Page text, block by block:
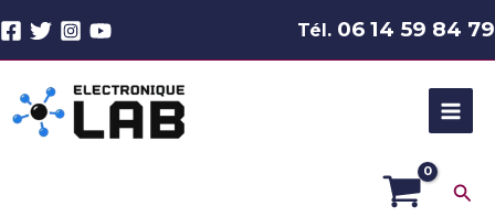
au
Tél. 06 14 59 84 79